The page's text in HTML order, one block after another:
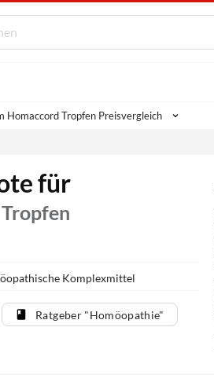
Homaccord Tropfen Preisvergleich
für
Komplexmittel
Ratgeber "Homöopathie"